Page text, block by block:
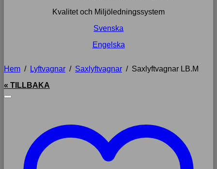
Kvalitet och Miljöledningssystem
Svenska
Engelska
Hem / Lyftvagnar / Saxlyftvagnar / Saxlyftvagnar LB.M
« TILLBAKA